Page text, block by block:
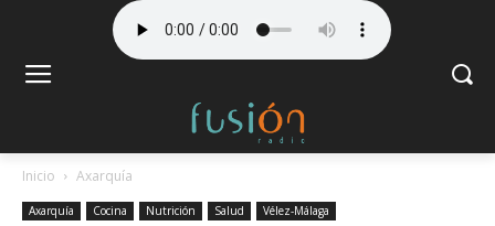
Inicio Axarquía
Axarquía Cocina Nutrición Salud Vélez-Málaga